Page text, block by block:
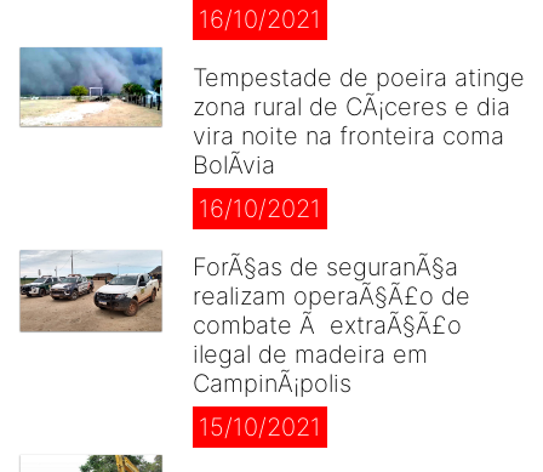
16/10/2021
Tempestade de poeira atinge
zona rural de CÃ¡ceres e dia
vira noite na fronteira coma
BolÃ­via
16/10/2021
ForÃ§as de seguranÃ§a
realizam operaÃ§Ã£o de
combate Ã extraÃ§Ã£o
ilegal de madeira em
CampinÃ¡polis
15/10/2021